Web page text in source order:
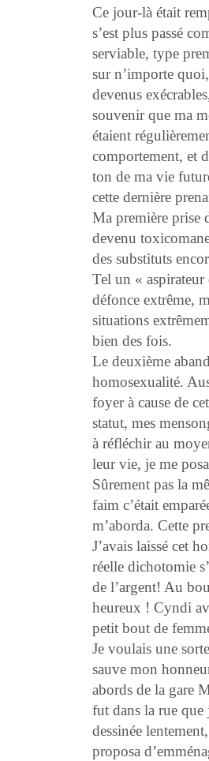
Ce jour-là était
s’est plus passé
serviable, type
sur n’importe
devenus
souvenir que ma
étaient
comportement, et
ton de ma vie
cette dernière
Ma première prise
devenu
des substituts
Tel un « aspirateur
défonce extrême,
situations
bien des fois.
Le deuxième
homosexualité.
foyer à cause de
statut, mes
à réfléchir au
leur vie, je me
Sûrement pas la
faim c’était
m’aborda. Cette
J’avais laissé cet
réelle dichotomie
de l’argent! Au
heureux ! Cyndi
petit bout de
Je voulais une
sauve mon
abords de la gare
fut dans la rue que
dessinée
proposa